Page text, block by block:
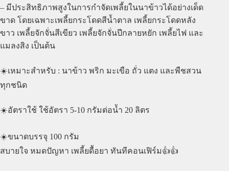
– มีประสิทธิภาพสูงในการกำจัดเพลี้ยในนาข้าวได้อย่างเด็ด
ขาด โดยเฉพาะเพลี้ยกระโดดสีน้ำตาล เพลี้ยกระโดดหลัง
ขาว เพลี้ยจักจั่นสีเขียว เพลี้ยจักจั่นปีกลายหยัก เพลี้ยไฟ และ
แมลงสิง เป็นต้น
☀️เหมาะสำหรับ : นาข้าว พริก มะเขือ ถั่ว แตง และพืชสวน
ทุกชนิด
☀️อัตราใช้ ใช้อัตรา 5-10 กรัมต่อน้ำ 20 ลิตร
☀️ขนาดบรรจุ 100 กรัม
สบายใจ หมดปัญหา เพลี้ยดื้อยา ทันทีคอนเฟิร์ม👍👍